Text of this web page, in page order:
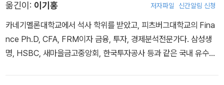
업 명예의 전당(Computing Industry Hall of Fame)'에 헌액됐으
며, 복잡한 기술적 주제를 명확하면서 이해하기 쉬운 방식으로 설명
하는 능력으로 최고의 명성을 누리고 있다.
옮긴이: 이기홍 저자파일 신간알림 신청
카네기멜론대학교에서 석사 학위를 받았고, 피츠버그대학교의 Fina
nce Ph.D, CFA, FRM이자 금융, 투자, 경제분석전문가다. 삼성생
명, HSBC, 새마을금고중앙회, 한국투자공사 등과 같은 국내 유수의